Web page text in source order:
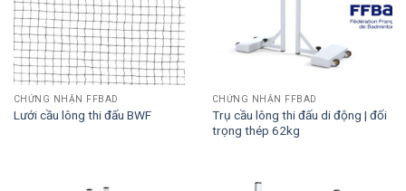
CHỨNG NHẬN FFBAD
Lưới cầu lông thi đấu BWF
CHỨNG NHẬN FFBAD
Trụ cầu lông thi đấu di động | đối
trọng thép 62kg